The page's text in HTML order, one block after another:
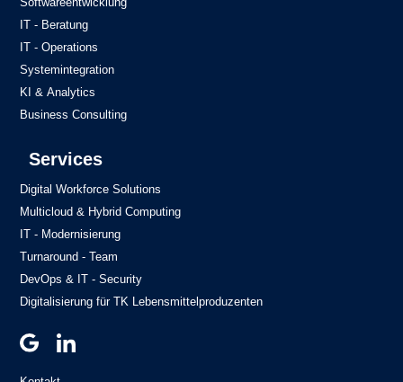
IT - Beratung
IT - Operations
Systemintegration
KI & Analytics
Business Consulting
Services
Digital Workforce Solutions
Multicloud & Hybrid Computing
IT - Modernisierung
Turnaround - Team
DevOps & IT - Security
Digitalisierung für TK Lebensmittelproduzenten